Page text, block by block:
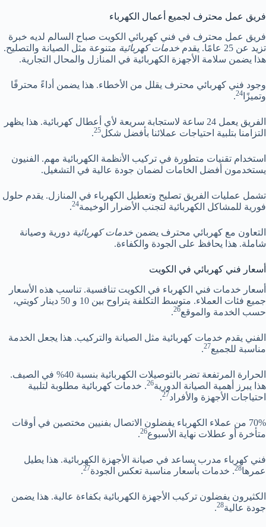
فريق عمل محترف لجميع أعمال الكهرباء
فريق عمل محترف في فني كهربائي الكويت صباح السالم لديه خبرة
تزيد عن 25 عامًا. يقدم
خدمات كهربائية متنوعة مثل الصيانة والتصليح.
هذا يضمن سلامة الأجهزة الكهربائية في المنازل والمحال التجارية.
وجود فني كهربائي محترف يقلل من الأخطاء. هذا يضمن أداءً محترفًا
وتميزًا 24
.
الفريق يعمل 24 ساعة لاستجابة سريعة لأي أعطال كهربائية. هذا يظهر
التزامنا بتلبية احتياجات عملائنا بأفضل شكل25
.
استخدام تقنيات متطورة في تركيب الأنظمة الكهربائية مهم. الفنيون
يستخدمون أفضل الخامات لضمان جودة عالية في التشغيل.
تشمل عمليات الفريق تصليح وتعطيل الكهرباء في المنازل. يقدم حلول
فورية للمشاكل الكهربائية لتجنب الأضرار الوخيمة24
.
التعاون مع كهربائي محترف يضمن خدمات كهربائية دورية وصيانة
شاملة. هذا يحافظ على الجودة والكفاءة.
أسعار فني كهربائي في الكويت
أسعار خدمات فني الكهرباء في الكويت تنافسية. تناسب هذه الأسعار
جميع فئات العملاء. متوسط التكلفة يتراوح بين 10 و 50 دينار كويتي،
حسب الخدمة والموقع26
.
الفني يقدم خدمات كهربائية مثل الصيانة والتركيب. هذا يجعل الخدمة
مناسبة للجميع27
.
الحرارة المرتفعة تضر بالتوصيلات الكهربائية بنسبة 40% في الصيف.
هذا يبرز أهمية الصيانة الدورية26. خدمات كهربائية مطلوبة لتلبية
احتياجات الأجهزة والأفراد27
.
70% من عملاء الكهرباء يفضلون الاتصال بفنيين مختصين في أوقات
متأخرة أو عطلات نهاية الأسبوع26
.
فني كهرباء مدرب يساعد في صيانة الأجهزة الكهربائية. هذا يطيل
عمرها28. خدمات بأسعار مناسبة تعكس الجودة27
.
الكثيرون يفضلون تركيب الأجهزة الكهربائية بكفاءة عالية. هذا يضمن
جودة عالية28
.